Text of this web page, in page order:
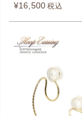
¥16,500 税込